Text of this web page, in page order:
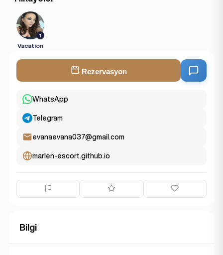
1
Vacation
Rezervasyon
WhatsApp
Telegram
evanaevana037@gmail.com
marlen-escort.github.io
Bilgi